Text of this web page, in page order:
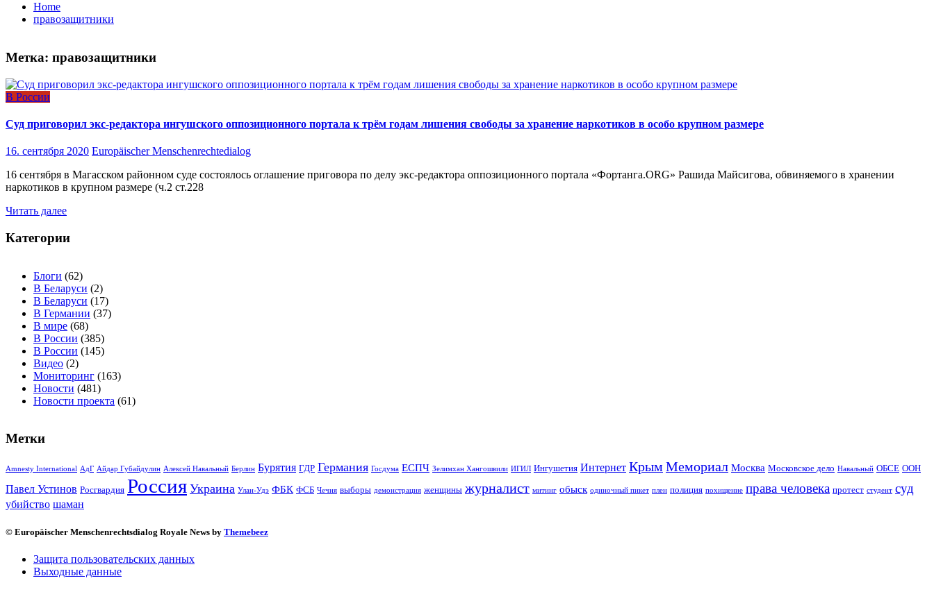
Home
правозащитники
Метка: правозащитники
В России
Суд приговорил экс-редактора ингушского оппозиционного портала к трём годам лишения свободы за хранение наркотиков в особо крупном размере
16. сентября 2020 Europäischer Menschenrechtedialog
16 сентября в Магасском районном суде состоялось оглашение приговора по делу экс-редактора оппозиционного портала «Фортанга.ORG» Рашида Майсигова, обвиняемого в хранении
наркотиков в крупном размере (ч.2 ст.228
Читать далее
Категории
Блоги (62)
В Беларуси (2)
В Беларуси (17)
В Германии (37)
В мире (68)
В России (385)
В России (145)
Видео (2)
Мониторинг (163)
Новости (481)
Новости проекта (61)
Метки
Amnesty International АдГ Айдар Губайдулин Алексей Навальный Берлин Бурятия ГДР Германия Госдума ЕСПЧ Зелимхан Хангошвили ИГИЛ Ингушетия Интернет Крым Мемориал Москва Московское дело Навальный ОБСЕ ООН
Павел Устинов Росгвардия Россия Украина Улан-Удэ ФБК ФСБ Чечня выборы демонстрация женщины журналист митинг обыск одиночный пикет плен полиция похищение права человека протест студент суд
убийство шаман
© Europäischer Menschenrechtsdialog Royale News by Themebeez
Защита пользовательских данных
Выходные данные